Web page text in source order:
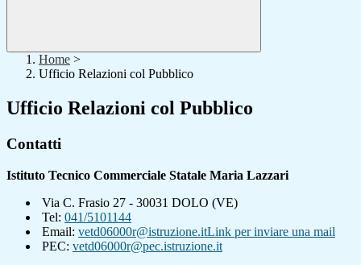
Home >
Ufficio Relazioni col Pubblico
Ufficio Relazioni col Pubblico
Contatti
Istituto Tecnico Commerciale Statale Maria Lazzari
Via C. Frasio 27 - 30031 DOLO (VE)
Tel: 041/5101144
Email: vetd06000r@istruzione.itLink per inviare una mail
PEC: vetd06000r@pec.istruzione.it